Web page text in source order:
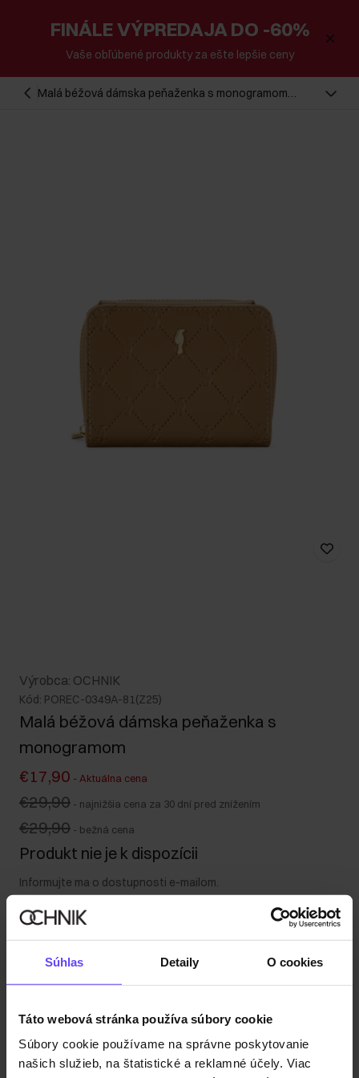
Súhlas Detaily O cookies
Táto webová stránka používa súbory cookie
Súbory cookie používame na správne poskytovanie
našich služieb, na štatistické a reklamné účely. Viac
FINÁLE VÝPREDAJA DO -60%
Vaše obľúbené produkty za ešte lepšie ceny
Malá béžová dámska peňaženka s monogramom
Výrobca: OCHNIK
Kód: POREC-0349A-81(Z25)
Malá béžová dámska peňaženka s
monogramom
€17,90 - Aktuálna cena
€29,90 - najnižšia cena za 30 dní pred znížením
€29,90 - bežná cena
Produkt nie je k dispozícii
Informujte ma o dostupnosti e-mailom.
Vaša e-mailová adresa
Popis produktu